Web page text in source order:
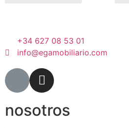
+34 627 08 53 01
info@egamobiliario.com
nosotros